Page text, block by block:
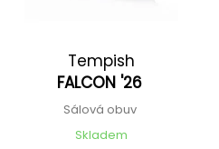
Tempish
FALCON '26
Sálová obuv
Skladem